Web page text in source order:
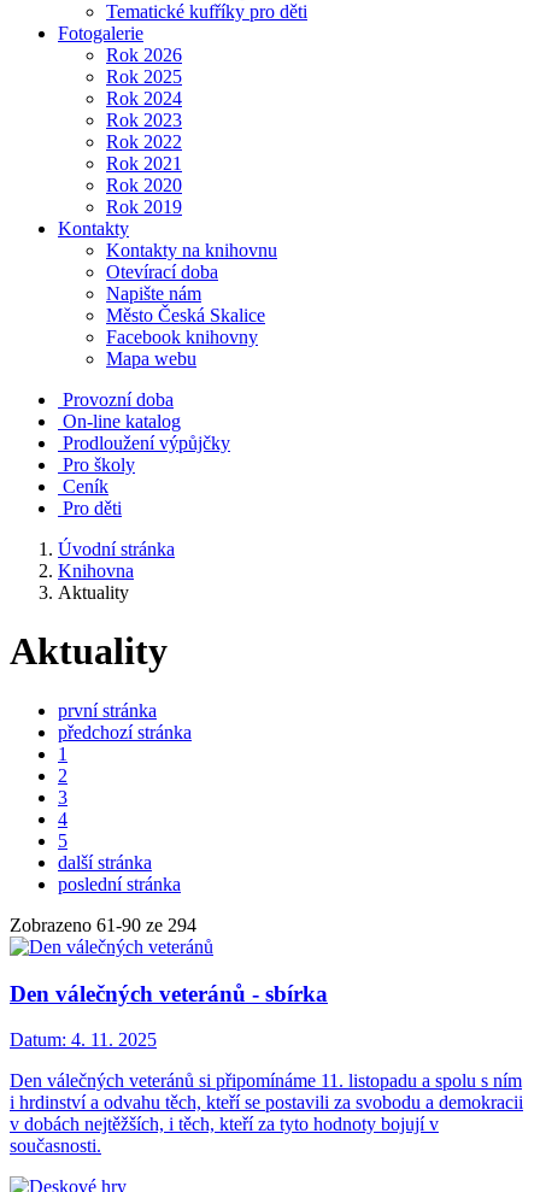
Tematické kufříky pro děti
Fotogalerie
Rok 2026
Rok 2025
Rok 2024
Rok 2023
Rok 2022
Rok 2021
Rok 2020
Rok 2019
Kontakty
Kontakty na knihovnu
Otevírací doba
Napište nám
Město Česká Skalice
Facebook knihovny
Mapa webu
Provozní doba
On-line katalog
Prodloužení výpůjčky
Pro školy
Ceník
Pro děti
Úvodní stránka
Knihovna
Aktuality
Aktuality
první stránka
předchozí stránka
1
2
3
4
5
další stránka
poslední stránka
Zobrazeno 61-90 ze 294
Den válečných veteránů - sbírka
Datum: 4. 11. 2025
Den válečných veteránů si připomínáme 11. listopadu a spolu s ním
i hrdinství a odvahu těch, kteří se postavili za svobodu a demokracii
v dobách nejtěžších, i těch, kteří za tyto hodnoty bojují v
současnosti.